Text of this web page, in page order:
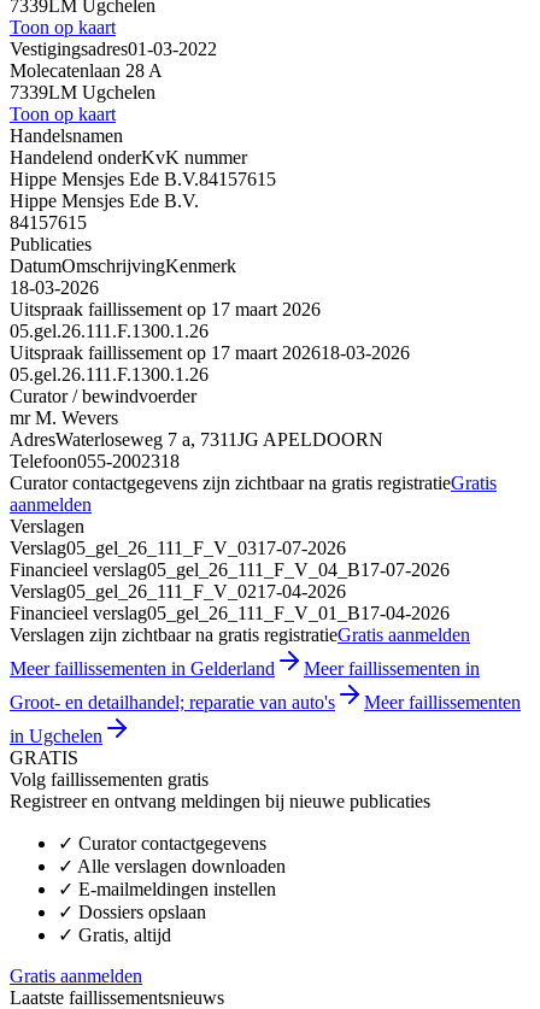
7339LM Ugchelen
Toon op kaart
Vestigingsadres01-03-2022
Molecatenlaan 28 A
7339LM Ugchelen
Toon op kaart
Handelsnamen
Handelend onderKvK nummer
Hippe Mensjes Ede B.V.84157615
Hippe Mensjes Ede B.V.
84157615
Publicaties
DatumOmschrijvingKenmerk
18-03-2026
Uitspraak faillissement op 17 maart 2026
05.gel.26.111.F.1300.1.26
Uitspraak faillissement op 17 maart 202618-03-2026
05.gel.26.111.F.1300.1.26
Curator / bewindvoerder
mr M. Wevers
AdresWaterloseweg 7 a, 7311JG APELDOORN
Telefoon055-2002318
Curator contactgegevens zijn zichtbaar na gratis registratieGratis
aanmelden
Verslagen
Verslag05_gel_26_111_F_V_0317-07-2026
Financieel verslag05_gel_26_111_F_V_04_B17-07-2026
Verslag05_gel_26_111_F_V_0217-04-2026
Financieel verslag05_gel_26_111_F_V_01_B17-04-2026
Verslagen zijn zichtbaar na gratis registratieGratis aanmelden
Meer faillissementen in Gelderland
Meer faillissementen in
Groot- en detailhandel; reparatie van auto's
Meer faillissementen
in Ugchelen
GRATIS
Volg faillissementen gratis
Registreer en ontvang meldingen bij nieuwe publicaties
✓ Curator contactgegevens
✓ Alle verslagen downloaden
✓ E-mailmeldingen instellen
✓ Dossiers opslaan
✓ Gratis, altijd
Gratis aanmelden
Laatste faillissementsnieuws